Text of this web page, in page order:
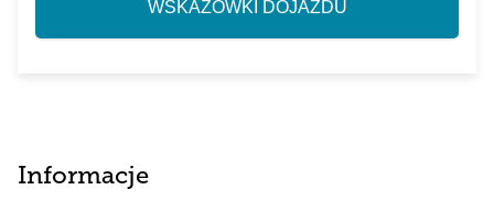
WSKAZÓWKI DOJAZDU
Informacje